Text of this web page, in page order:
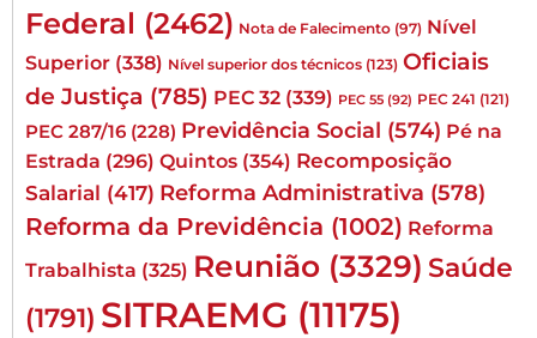
Federal (2462) Nota de Falecimento (97) Nível
Superior (338) Nível superior dos técnicos (123) Oficiais
de Justiça (785) PEC 32 (339) PEC 55 (92) PEC 241 (121)
PEC 287/16 (228) Previdência Social (574) Pé na
Estrada (296) Quintos (354) Recomposição
Salarial (417) Reforma Administrativa (578)
Reforma da Previdência (1002) Reforma
Trabalhista (325) Reunião (3329) Saúde
(1791) SITRAEMG (11175)